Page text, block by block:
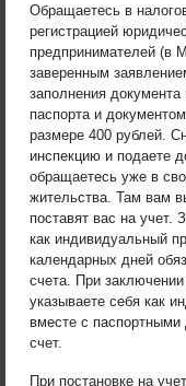
Обращаетесь в
регистрацией
предпринимателей (в
заверенным
заполнения
паспорта и
размере 400 рублей.
инспекцию и подаете
обращаетесь уже в
жительства. Там вам
поставят вас на учет.
как индивидуальный
календарных дней
счета. При
указываете себя как
вместе с
счет.
При постановке на